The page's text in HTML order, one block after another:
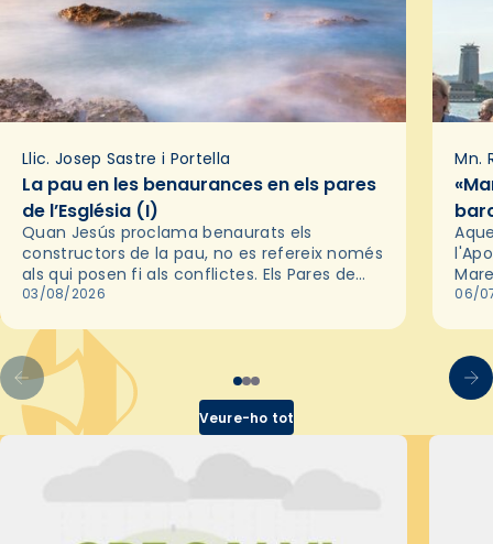
Llic. Josep Sastre i Portella
La pau en les benaurances en els pares
de l’Església (I)
Quan Jesús proclama benaurats els
constructors de la pau, no es refereix només
als qui posen fi als conflictes. Els Pares de
l'Església ens recorden que la pau autèntica
03/08/2026
Mn.
ser
06/
Veure-ho tot